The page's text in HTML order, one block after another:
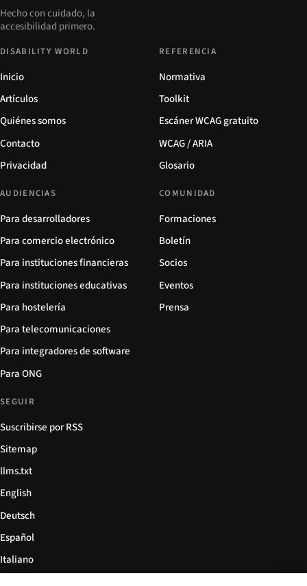
Hecho con cuidado, la
accesibilidad primero.
DISABILITY WORLD
Inicio
Artículos
Quiénes somos
Contacto
Privacidad
REFERENCIA
Normativa
Toolkit
Escáner WCAG gratuito
WCAG / ARIA
Glosario
AUDIENCIAS
Para desarrolladores
Para comercio electrónico
Para instituciones financieras
Para instituciones educativas
Para hostelería
Para telecomunicaciones
Para integradores de software
Para ONG
COMUNIDAD
Formaciones
Boletín
Socios
Eventos
Prensa
SEGUIR
Suscribirse por RSS
Sitemap
llms.txt
English
Deutsch
Español
Italiano